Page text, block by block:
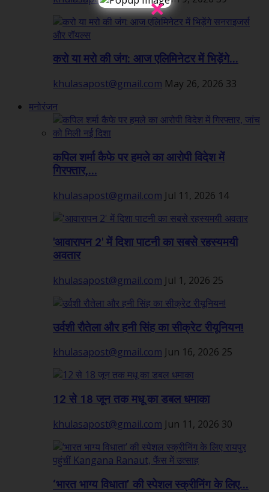
करो या मरो की जंग: आज एलिमिनेटर में भिड़ेंगे...
khulasapost@gmail.com May 26, 2026 33
मनोरंजन
कपिल शर्मा कैफे पर हमले का आरोपी विदेश में
गिरफ्तार,...
khulasapost@gmail.com Jul 11, 2026 14
'आवारापन 2' में दिशा पाटनी का सबसे रहस्यमयी
अवतार
khulasapost@gmail.com Jul 1, 2026 25
उर्वशी रौतेला और हनी सिंह का सीक्रेट रीयूनियन!
khulasapost@gmail.com Jun 16, 2026 25
12 से 18 जून तक मधू का डबल धमाका
khulasapost@gmail.com Jun 11, 2026 30
‘भारत भाग्य विधाता’ की स्पेशल स्क्रीनिंग के लिए...
×